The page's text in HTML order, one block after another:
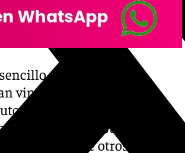
os expliqué que
vino de la ausencia de
de los que estaban
y con Djedo estando como
jugar más que otros. El día